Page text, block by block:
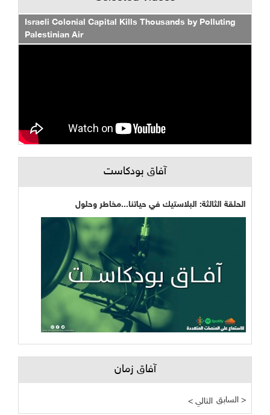
Israeli Colonial Capital Kills Thousands by Polluting
Palestinian Air
آفاق بودكاست
الحلقة الثالثة: البلاستيك في حياتنا...مخاطر وحلول
آفاق زمان
< التالي السابق >